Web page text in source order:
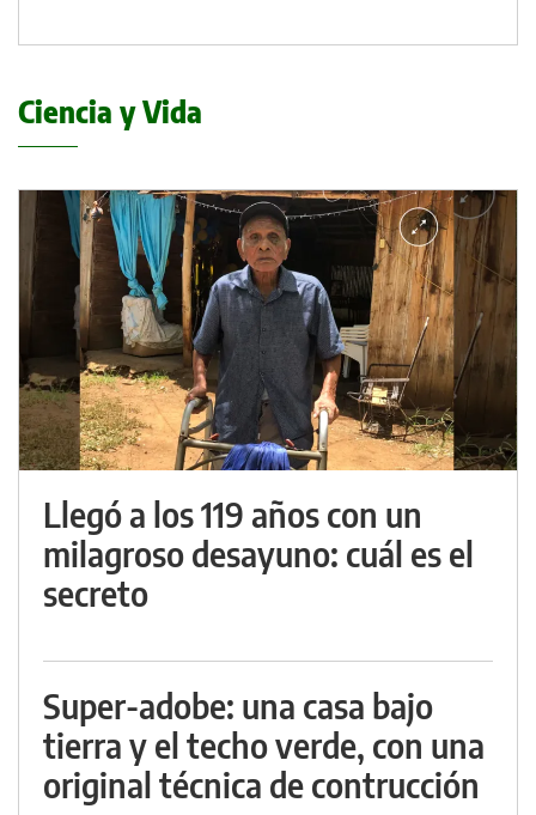
Ciencia y Vida
Llegó a los 119 años con un
milagroso desayuno: cuál es el
secreto
Super-adobe: una casa bajo
tierra y el techo verde, con una
original técnica de contrucción